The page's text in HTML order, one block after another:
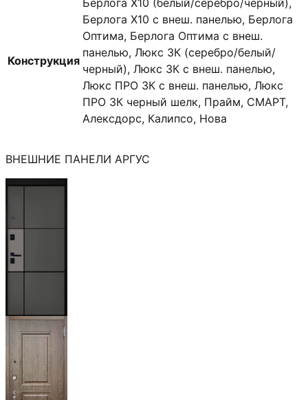
Конструкция
Берлога X10 с внеш. панелью, Берлога
Оптима, Берлога Оптима с внеш.
панелью, Люкс 3К (серебро/белый/
черный), Люкс 3К с внеш. панелью,
Люкс ПРО 3К с внеш. панелью, Люкс
ПРО 3К черный шелк, Прайм, СМАРТ,
Алексдорс, Калипсо, Нова
ВНЕШНИЕ ПАНЕЛИ АРГУС
Мичиган